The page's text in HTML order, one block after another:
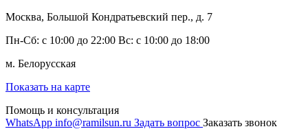
Москва, Большой Кондратьевский пер., д. 7
Пн-Сб: с 10:00 до 22:00 Вс: с 10:00 до 18:00
м. Белорусская
Показать на карте
Помощь и консультация
WhatsApp info@ramilsun.ru Задать вопрос Заказать звонок